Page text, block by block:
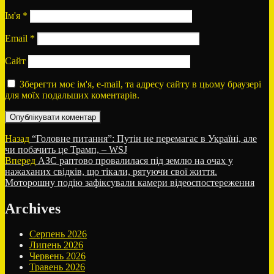
Ім'я *
Email *
Сайт
Зберегти моє ім'я, e-mail, та адресу сайту в цьому браузері
для моїх подальших коментарів.
Навігація
записів
Назад Попередній
запис:
“Головне питання”: Путін не перемагає в Україні, але
чи побачить це Трамп, – WSJ
Вперед Наступний
запис:
АЗС раптово провалилася під землю на очах у
нажаханих свідків, що тікали, рятуючи свої життя.
Моторошну подію зафіксували камери відеоспостереження
Archives
Серпень 2026
Липень 2026
Червень 2026
Травень 2026